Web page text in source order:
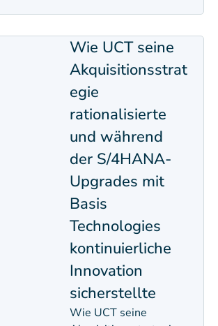
Wie UCT seine
Akquisitionsstrat
egie
rationalisierte
und während
der S/4HANA-
Upgrades mit
Basis
Technologies
kontinuierliche
Innovation
sicherstellte​
Wie UCT seine